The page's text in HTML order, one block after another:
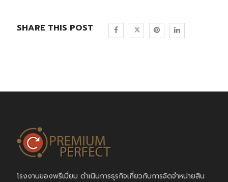
SHARE THIS POST
โรงงานของพรีเมี่ยม ดำเนินการธุรกิจเกี่ยวกับการจัดจำหน่ายสิน